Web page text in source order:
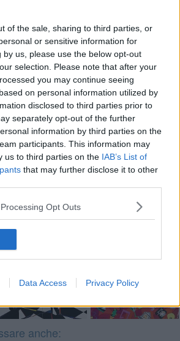
of the sale, sharing to third parties, or
or sensitive information for
by us, please use the below opt-out
selection. Please note that after your
you may continue seeing
on personal information utilized by
disclosed to third parties prior to
separately opt-out of the further
information by third parties on the
participants. This information may
us to third parties on the IAB’s List of
that may further disclose it to other
Opt Outs
Data Access Privacy Policy
di nuovo è divenuta impraticabile e
di feroce contrasto alla cultura
e con esso la carica di contro istituzione
dalla crisi del Romanticismo sino
del primo novecento.
principali della Toscana iscriviti alla
anche: